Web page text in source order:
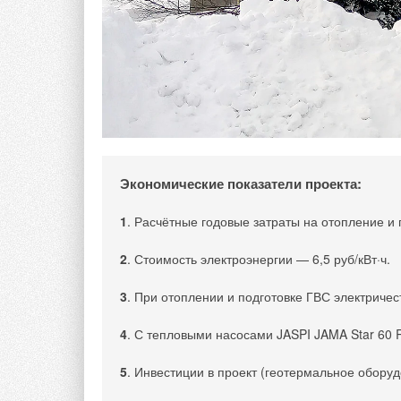
Экономические показатели проекта:
1. Расчётные годовые затраты на отопление
2. Стоимость электроэнергии — 6,5 руб/кВт·ч.
3. При отоплении и подготовке ГВС
4. С тепловыми насосами JASPI JAMA Star 60
5. Инвестиции в проект (геотермальное
Иными словами, для поддержания комфортной
теплопотерь через наружные ограждения и на
перепада между температурами в соседних
По результатам обработки данных авторами